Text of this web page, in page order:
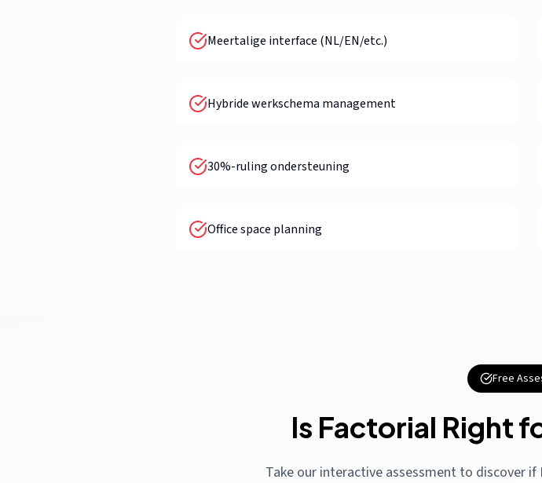
Meertalige interface (NL/EN/etc.)
Hybride werkschema management
30%-ruling ondersteuning
Office space planning
Free
Is Factorial Right
Take our interactive assessment to discover